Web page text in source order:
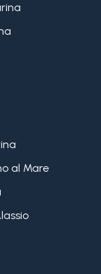
al Mare